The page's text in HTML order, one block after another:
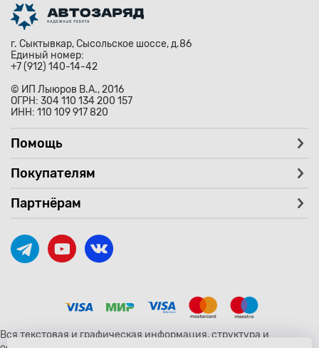
г. Сыктывкар, Сысольское шоссе, д.86
Единый номер:
+7 (912) 140-14-42
© ИП Лыюров В.А., 2016
ОГРН: 304 110 134 200 157
ИНН: 110 109 917 820
Помощь
Покупателям
Партнёрам
Вся текстовая и графическая информация, структура и